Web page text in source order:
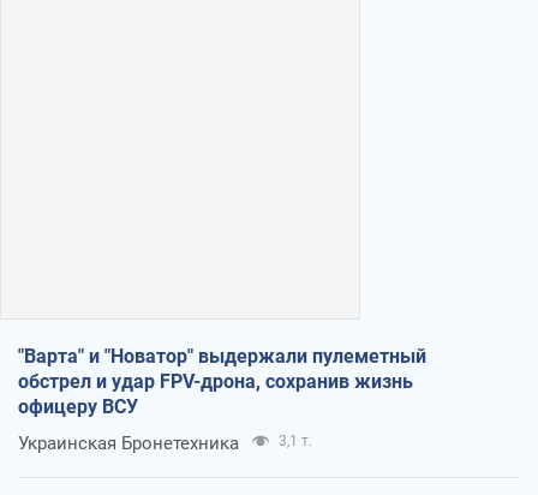
"Варта" и "Новатор" выдержали пулеметный
обстрел и удар FPV-дрона, сохранив жизнь
офицеру ВСУ
Украинская Бронетехника 3,1 т.